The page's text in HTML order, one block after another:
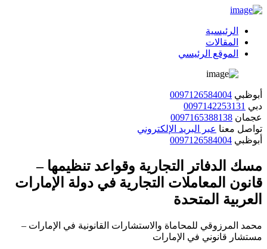
الرئيسية
المقالات
الموقع الرئيسي
أبوظبي 0097126584004
دبي 0097142253131
عجمان 0097165388138
تواصل معنا عبر البريد الإلكتروني
أبوظبي 0097126584004
مسك الدفاتر التجارية وقواعد تنظيمها –
قانون المعاملات التجارية في دولة الإمارات
العربية المتحدة
محمد المرزوقي للمحاماة والاستشارات القانونية في الإمارات –
مستشار قانوني في الإمارات